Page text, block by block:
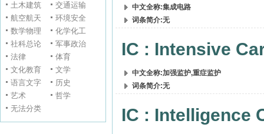
土木建筑
交通运输
航空航天
环境安全
数学物理
化学化工
社科总论
军事政治
法律
体育
文化教育
文学
语言文字
历史
艺术
哲学
无法分类
中文全称:集成电路
词条简介:无
IC : Intensive
中文全称:加强监护,重症监护
词条简介:无
IC : Intelligence